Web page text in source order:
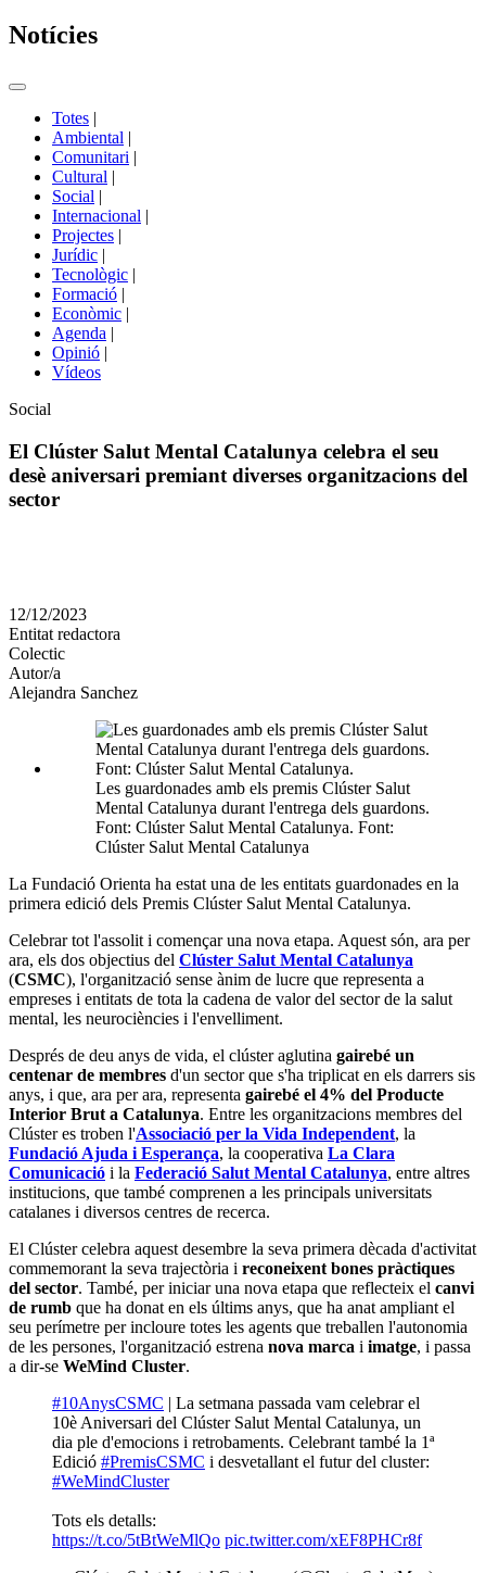
Notícies
Commutador
portals
Totes |
Ambiental |
Comunitari |
Cultural |
Social |
Internacional |
Projectes |
Jurídic |
Tecnològic |
Formació |
Econòmic |
Agenda |
Opinió |
Vídeos
Àmbit
la
notícia
Social
El Clúster Salut Mental Catalunya celebra el seu
desè aniversari premiant diverses organitzacions del
sector
en
altres
xarxes
socials
12/12/2023
Entitat redactora
Colectic
Autor/a
Alejandra Sanchez
Les guardonades amb els premis Clúster Salut
Mental Catalunya durant l'entrega dels guardons.
Font: Clúster Salut Mental Catalunya. Font:
Clúster Salut Mental Catalunya
La Fundació Orienta ha estat una de les entitats guardonades en la
primera edició dels Premis Clúster Salut Mental Catalunya.
Celebrar tot l'assolit i començar una nova etapa. Aquest són, ara per
ara, els dos objectius del Clúster Salut Mental Catalunya
(CSMC), l'organització sense ànim de lucre que representa a
empreses i entitats de tota la cadena de valor del sector de la salut
mental, les neurociències i l'envelliment.
Després de deu anys de vida, el clúster aglutina gairebé un
centenar de membres d'un sector que s'ha triplicat en els darrers sis
anys, i que, ara per ara, representa gairebé el 4% del Producte
Interior Brut a Catalunya. Entre les organitzacions membres del
Clúster es troben l'Associació per la Vida Independent, la
Fundació Ajuda i Esperança, la cooperativa La Clara
Comunicació i la Federació Salut Mental Catalunya, entre altres
institucions, que també comprenen a les principals universitats
catalanes i diversos centres de recerca.
El Clúster celebra aquest desembre la seva primera dècada d'activitat
commemorant la seva trajectòria i reconeixent bones pràctiques
del sector. També, per iniciar una nova etapa que reflecteix el canvi
de rumb que ha donat en els últims anys, que ha anat ampliant el
seu perímetre per incloure totes les agents que treballen l'autonomia
de les persones, l'organització estrena nova marca i imatge, i passa
a dir-se WeMind Cluster.
#10AnysCSMC | La setmana passada vam celebrar el
10è Aniversari del Clúster Salut Mental Catalunya, un
dia ple d'emocions i retrobaments. Celebrant també la 1ª
Edició #PremisCSMC i desvetallant el futur del cluster:
#WeMindCluster
Tots els detalls:
https://t.co/5tBtWeMlQo pic.twitter.com/xEF8PHCr8f